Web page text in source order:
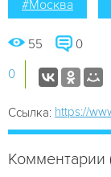
#Москва
55 0
0
Ссылка: https://
Комментарии